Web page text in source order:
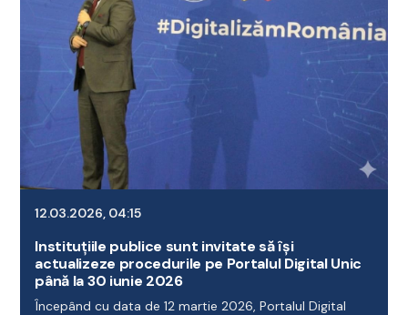
12.03.2026, 04:15
Instituțiile publice sunt invitate să își
actualizeze procedurile pe Portalul Digital Unic
până la 30 iunie 2026
Începând cu data de 12 martie 2026, Portalul Digital